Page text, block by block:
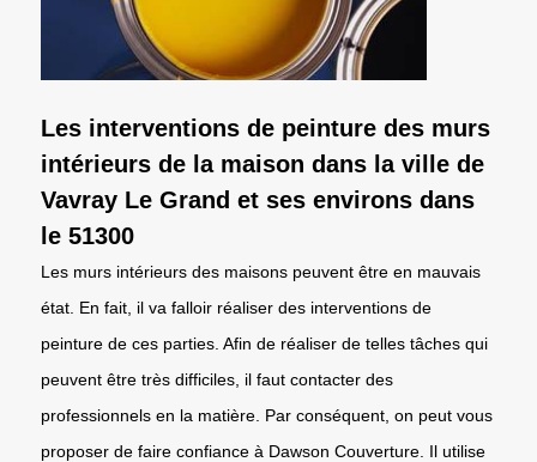
Les interventions de peinture des murs
intérieurs de la maison dans la ville de
Vavray Le Grand et ses environs dans
le 51300
Les murs intérieurs des maisons peuvent être en mauvais
état. En fait, il va falloir réaliser des interventions de
peinture de ces parties. Afin de réaliser de telles tâches qui
peuvent être très difficiles, il faut contacter des
professionnels en la matière. Par conséquent, on peut vous
proposer de faire confiance à Dawson Couverture. Il utilise